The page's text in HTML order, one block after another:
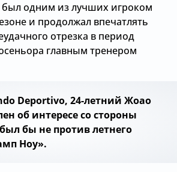
одним из лучших игроком
и продолжал впечатлять
отрезка в период
главным тренером
Deportivo, 24-летний Жоао
об интересе со стороны
бы не против летнего
Ноу».